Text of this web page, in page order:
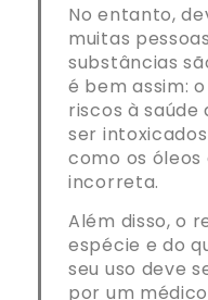
No entanto,
muitas
substâncias
é bem assim:
riscos à saúde
ser
como os
incorreta.
Além disso, o
espécie e do
seu uso deve
por um